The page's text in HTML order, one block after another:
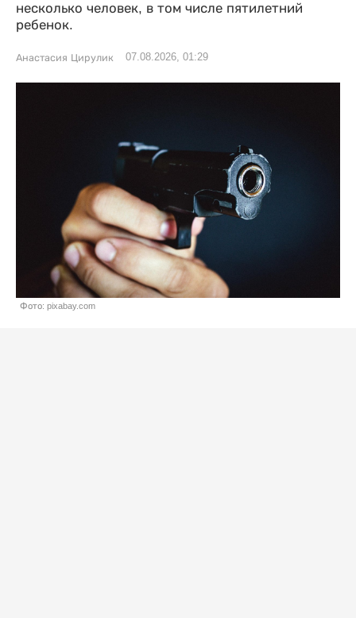
несколько человек, в том числе пятилетний
ребенок.
Анастасия Цирулик 07.08.2026, 01:29
Фото: pixabay.com